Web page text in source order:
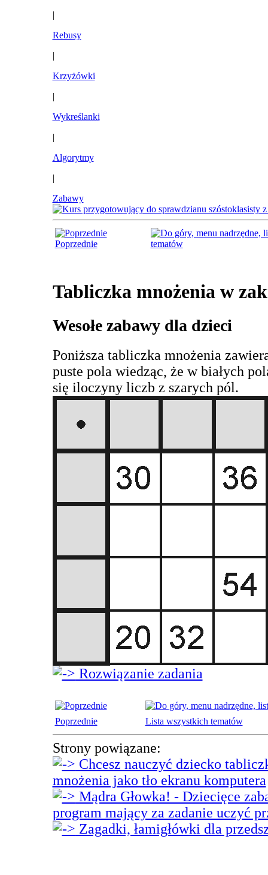
|
Rebusy
|
Krzyżówki
|
Wykreślanki
|
Algorytmy
|
Zabawy
Poprzednie tematów
Tabliczka mnożenia w
Wesołe zabawy dla dzieci
Poniższa tabliczka mnożenia
puste pola wiedząc, że w białych
się iloczyny liczb z szarych pól.
Rozwiązanie zadania
Poprzednie Lista wszystkich tematów
Strony powiązane:
Chcesz nauczyć dziecko
mnożenia jako tło ekranu komputera
Mądra Głowka! - Dziecięce
program mający za zadanie uczyć
Zagadki, łamigłówki dla